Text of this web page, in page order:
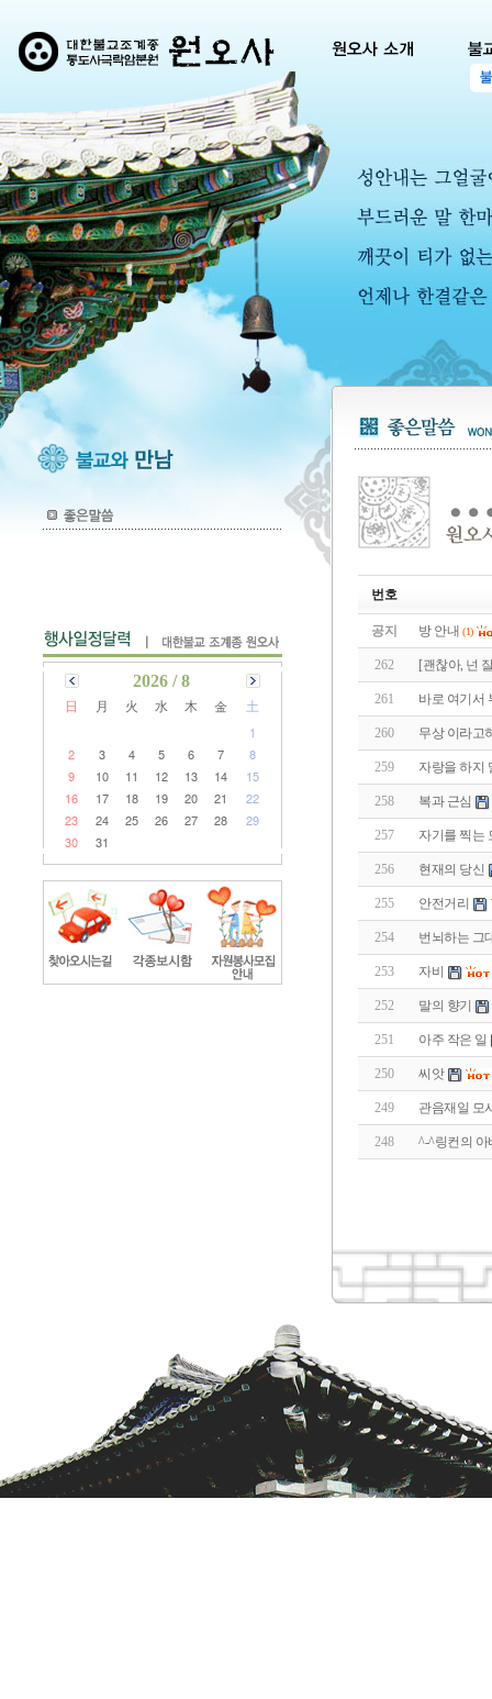
2026 / 8
日 月 火 水 木 金 土
1
2
3 4 5 6 7
8
9
10 11 12 13 14
15
16
17 18 19 20 21
22
23
24 25 26 27 28
29
30
31
번호
공지 방 안내 (1)
262 [괜찮아, 넌
261 바로 여기서
260 무상 이라고
259 자랑을 하지
258 복과 근심
257 자기를 찍는
256 현재의 당신
255 안전거리
254 번뇌하는 그
253 자비
252 말의 향기
251 아주 작은 일
250 씨앗
249 관음재일 모
248 ^-^링컨의 아